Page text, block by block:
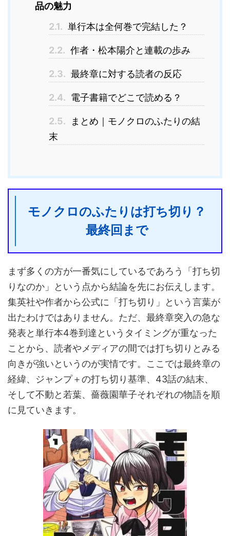
品の魅力
2.1. 単行本は全何巻で完結した？
2.2. 作者・松本陽介と連載の歩み
2.3. 最終章に対する読者の反応
2.4. 電子書籍でどこで読める？
2.5.
まとめ｜モノクロのふたりの結
末
モノクロのふたりは打ち切り？
最終回まで
まず多くの方が一番気にしているであろう「打ち切
りなのか」という点から結論を先にお伝えします。
集英社や作者から公式に「打ち切り」という言葉が
出たわけではありません。ただ、最終章突入の急な
発表と単行本4巻到達というタイミングが重なった
ことから、読者やメディアの間では打ち切りとみる
向きが強いというのが実情です。ここでは最終章の
経緯、ジャンプ＋の打ち切り基準、43話の結末、
そして不動と若葉、薔薇園華子それぞれの物語を順
に見ていきます。